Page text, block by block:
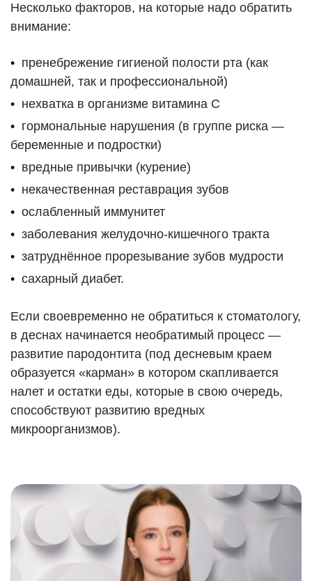
Несколько факторов, на которые надо обратить
внимание:
пренебрежение гигиеной полости рта (как
домашней, так и профессиональной)
нехватка в организме витамина С
гормональные нарушения (в группе риска —
беременные и подростки)
вредные привычки (курение)
некачественная реставрация зубов
ослабленный иммунитет
заболевания желудочно-кишечного тракта
затруднённое прорезывание зубов мудрости
сахарный диабет.
Если своевременно не обратиться к стоматологу,
в деснах начинается необратимый процесс —
развитие пародонтита (под десневым краем
образуется «карман» в котором скапливается
налет и остатки еды, которые в свою очередь,
способствуют развитию вредных
микроорганизмов).